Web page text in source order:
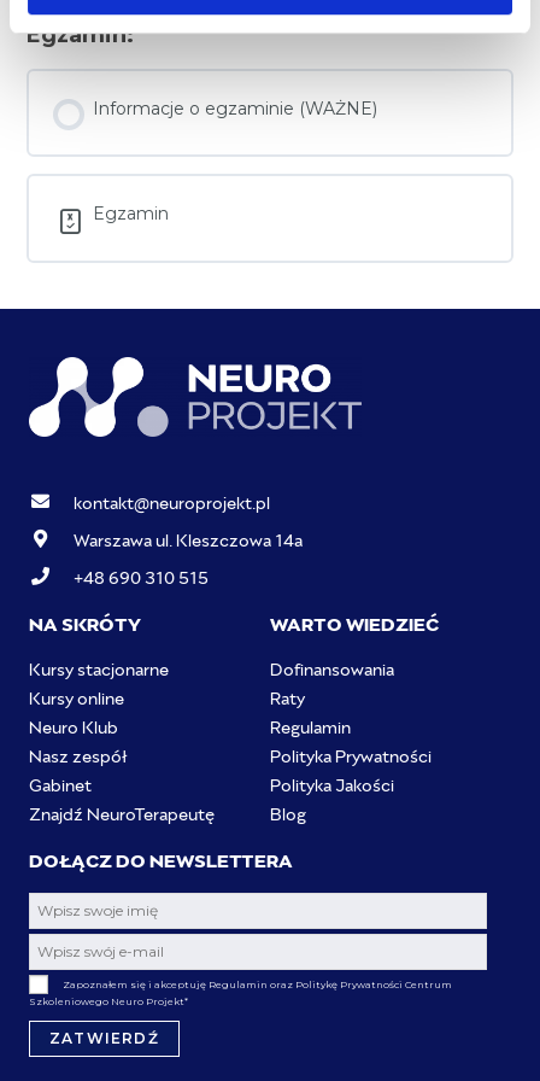
Egzamin:
Informacje o egzaminie (WAŻNE)
Egzamin
kontakt@neuroprojekt.pl
Warszawa ul. Kleszczowa 14a
+48 690 310 515
NA SKRÓTY
Kursy stacjonarne
Kursy online
Neuro Klub
Nasz zespół
Gabinet
Znajdź NeuroTerapeutę
WARTO WIEDZIEĆ
Dofinansowania
Raty
Regulamin
Polityka Prywatności
Polityka Jakości
Blog
DOŁĄCZ DO NEWSLETTERA
Zapoznałem się i akceptuję Regulamin oraz Politykę Prywatności Centrum
Szkoleniowego Neuro Projekt*
ZATWIERDŹ